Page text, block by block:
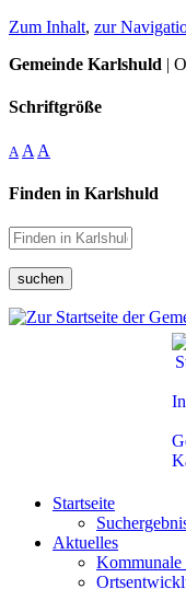
Zum Inhalt, zur
Gemeinde Karlshuld |
Schriftgröße
A A A
Finden in Karlshuld
suchen
Startseite
Aktuelles
Kommunale